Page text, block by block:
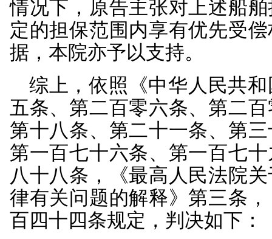
项。另查明，被告姜桂
年6月22日，被告缪鞋
担共同还款责任。再查
长江南京大胜关长江大
沉没。
本院认为，被告姜桂
讼文书后，既未到庭应
利，依法应承担相应的